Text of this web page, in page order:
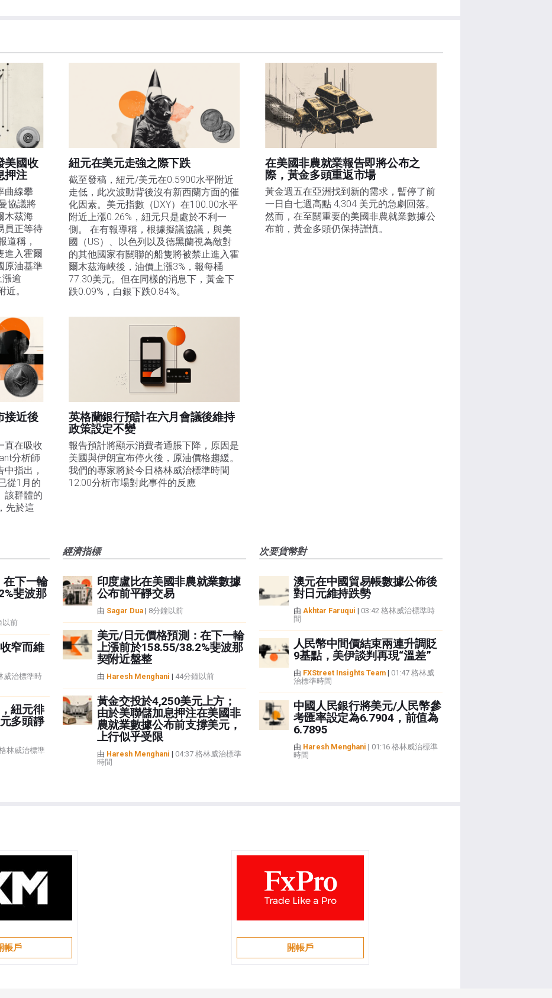
訊的準確性、完整性或適用性不作任何陳述。FXStreet和作者將不承擔任何錯誤，遺漏或任何損
錯誤和遺漏除外。本文作者和FXStreet並非註冊投資顧問，本文內容無意提供任何投資建議。
美國收
押注
曲線攀
協議將
木茲海
員正等待
道稱，
進入霍爾
原油基準
逾
。
紐元在美元走強之際下跌
截至發稿，紐元/美元在0.5900水平附近
走低，此次波動背後沒有新西蘭方面的催
化因素。美元指數（DXY）在100.00水平
附近上漲0.26%，紐元只是處於不利一
側。 在有報導稱，根據擬議協議，與美
國（US）、以色列以及德黑蘭視為敵對
的其他國家有關聯的船隻將被禁止進入霍
爾木茲海峽後，油價上漲3%，報每桶
77.30美元。但在同樣的消息下，黃金下
跌0.09%，白銀下跌0.84%。
在美國非農就業報告即將公布之
際，黃金多頭重返市場
黃金週五在亞洲找到新的需求，暫停了前
一日自七週高點 4,304 美元的急劇回落。
然而，在至關重要的美國非農就業數據公
布前，黃金多頭仍保持謹慎。
接近後
直在吸收
分析師
指出，
從1月的
該群體的
先於這
英格蘭銀行預計在六月會議後維持
政策設定不變
報告預計將顯示消費者通脹下降，原因是
美國與伊朗宣布停火後，原油價格趨緩。
我們的專家將於今日格林威治標準時間
12:00分析市場對此事件的反應
在下一輪
斐波那
以前
窄而維
威治標準時
紐元徘
多頭靜
林威治標準
經濟指標
印度盧比在美國非農就業數據
公布前平靜交易
由 Sagar Dua| 8分鐘以前
美元/日元價格預測：在下一輪
上漲前於158.55/38.2%斐波那
契附近盤整
由 Haresh Menghani | 44分鐘以前
黃金交投於4,250美元上方；
由於美聯儲加息押注在美國非
農就業數據公布前支撐美元，
上行似乎受限
由 Haresh Menghani | 04:37 格林威治標準
時間
次要貨幣對
澳元在中國貿易帳數據公佈後
對日元維持跌勢
由 Akhtar Faruqui | 03:42 格林威治標準時
間
人民幣中間價結束兩連升調貶
9基點，美伊談判再現“溫差”
由 FXStreet Insights Team| 01:47 格林威
治標準時間
中國人民銀行將美元/人民幣參
考匯率設定為6.7904，前值為
6.7895
由 Haresh Menghani | 01:16 格林威治標準
時間
帳戶 開帳戶